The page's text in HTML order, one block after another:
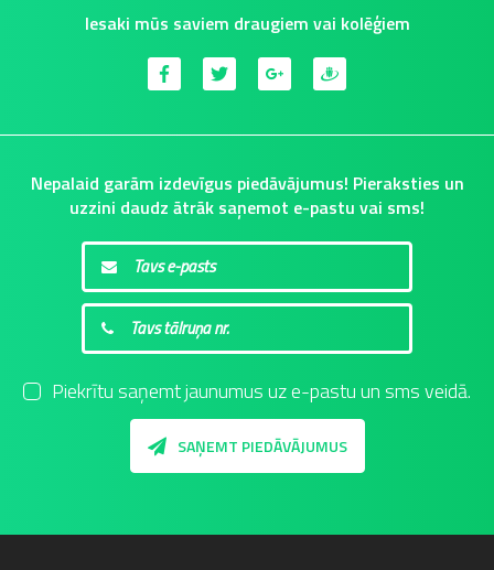
Iesaki mūs saviem draugiem vai kolēģiem
Nepalaid garām izdevīgus piedāvājumus! Pieraksties un
uzzini daudz ātrāk saņemot e-pastu vai sms!
Piekrītu saņemt jaunumus uz e-pastu un sms veidā.
SAŅEMT PIEDĀVĀJUMUS